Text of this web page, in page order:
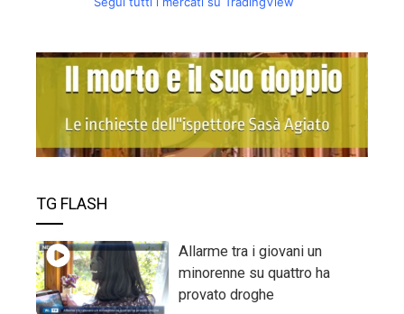
TG FLASH
Allarme tra i giovani un
minorenne su quattro ha
provato droghe